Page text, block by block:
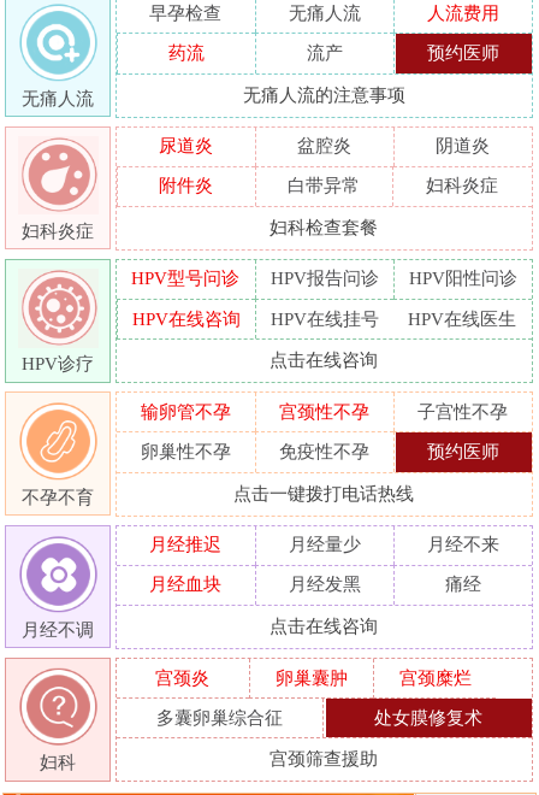
哪家人流专业
人流好的医院
做人流哪里好
无痛人流
早孕检查 无痛人流
人流费用
药流
流产 预约医师
无痛人流的注意事项
妇科炎症
尿道炎 盆腔炎
阴道炎
附件炎
白带异常 妇科炎症
妇科检查套餐
HPV诊疗
HPV型号问诊 HPV报告问诊
HPV阳性问诊
HPV在线咨询
HPV在线挂号 HPV在线医生
点击在线咨询
不孕不育
输卵管不孕 宫颈性不孕
子宫性不孕
卵巢性不孕
免疫性不孕 预约医师
点击一键拨打电话热线
月经不调
月经推迟 月经量少
月经不来
月经血块
月经发黑 痛经
点击在线咨询
妇科
宫颈炎 卵巢囊肿
宫颈糜烂
多囊卵巢综合征
处女膜修复术
宫颈筛查援助